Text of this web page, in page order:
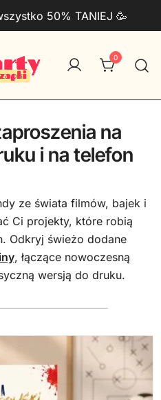
50% TANIEJ 🥳
0
na
i na telefon
ze świata filmów, bajek i
Ci projekty, które robią
Odkryj świeżo dodane
, łączące nowoczesną
wersją do druku.